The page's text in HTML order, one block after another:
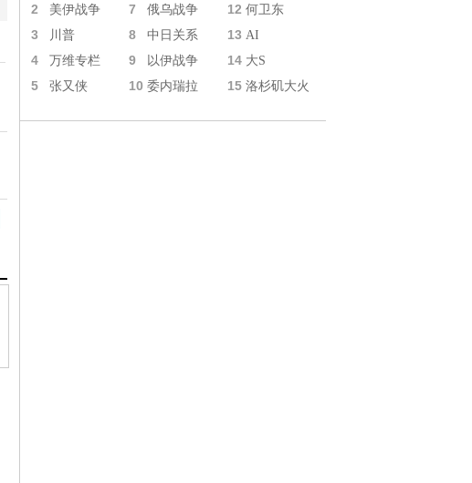
2 美伊战争 7 俄乌战争 12 何卫东
3 川普 8 中日关系 13 AI
4 万维专栏 9 以伊战争 14 大S
5 张又侠 10 委内瑞拉 15 洛杉矶大火